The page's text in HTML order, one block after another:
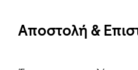
Αποστολή &